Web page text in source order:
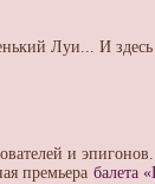
Луи... И здесь
и
премьера балета